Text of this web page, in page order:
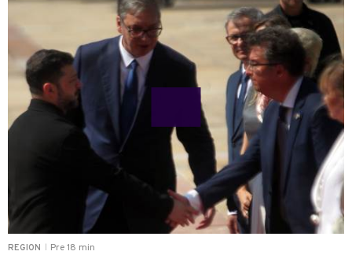
REGION Pre 18 min